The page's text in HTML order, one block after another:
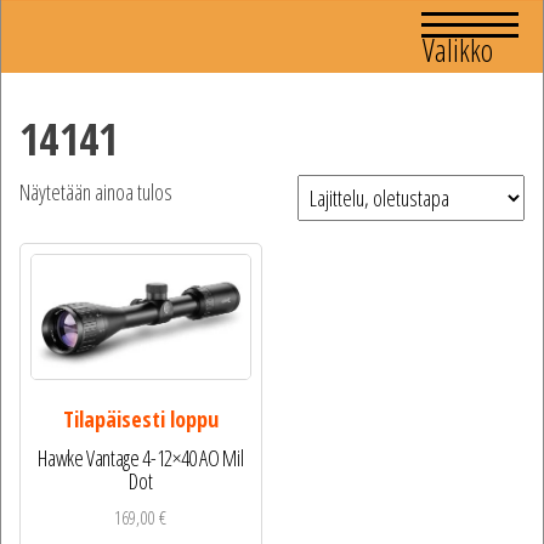
Valikko
14141
Näytetään ainoa tulos
Tilapäisesti loppu
Hawke Vantage 4-12×40 AO Mil
Dot
169,00€